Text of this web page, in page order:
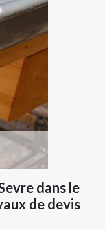
dans le
de devis